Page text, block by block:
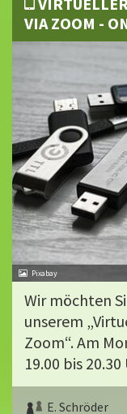
VIA ZOOM -
Pixabay
Wir möchten
unserem
Zoom“. Am
19.00 bis
E. Schröder